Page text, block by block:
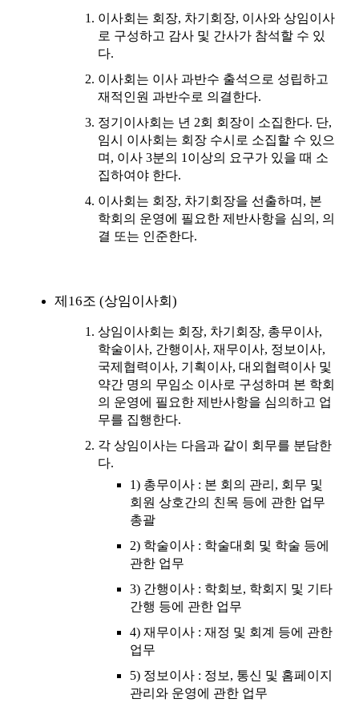
이사회는 회장, 차기회장, 이사와 상임이사
로 구성하고 감사 및 간사가 참석할 수 있
다.
이사회는 이사 과반수 출석으로 성립하고
재적인원 과반수로 의결한다.
정기이사회는 년 2회 회장이 소집한다. 단,
임시 이사회는 회장 수시로 소집할 수 있으
며, 이사 3분의 1이상의 요구가 있을 때 소
집하여야 한다.
이사회는 회장, 차기회장을 선출하며, 본
학회의 운영에 필요한 제반사항을 심의, 의
결 또는 인준한다.
제16조 (상임이사회)
상임이사회는 회장, 차기회장, 총무이사,
학술이사, 간행이사, 재무이사, 정보이사,
국제협력이사, 기획이사, 대외협력이사 및
약간 명의 무임소 이사로 구성하며 본 학회
의 운영에 필요한 제반사항을 심의하고 업
무를 집행한다.
각 상임이사는 다음과 같이 회무를 분담한
다.
1) 총무이사 : 본 회의 관리, 회무 및
회원 상호간의 친목 등에 관한 업무
총괄
2) 학술이사 : 학술대회 및 학술 등에
관한 업무
3) 간행이사 : 학회보, 학회지 및 기타
간행 등에 관한 업무
4) 재무이사 : 재정 및 회계 등에 관한
업무
5) 정보이사 : 정보, 통신 및 홈페이지
관리와 운영에 관한 업무